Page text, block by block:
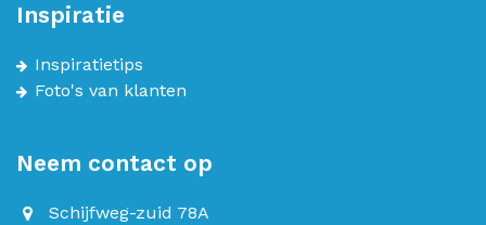
Inspiratie
Inspiratietips
Foto's van klanten
Neem contact op
Schijfweg-zuid 78A